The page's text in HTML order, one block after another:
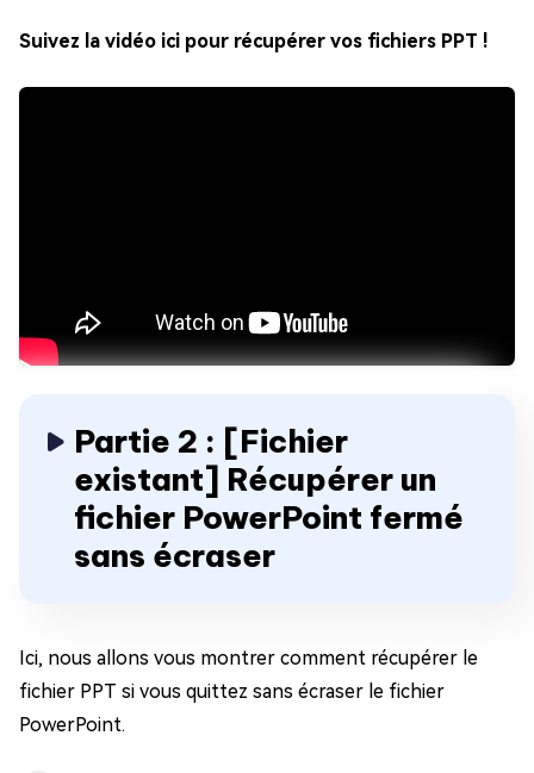
Suivez la vidéo ici pour récupérer vos fichiers PPT !
Partie 2 : [Fichier
existant] Récupérer un
fichier PowerPoint fermé
sans écraser
Ici, nous allons vous montrer comment récupérer le
fichier PPT si vous quittez sans écraser le fichier
PowerPoint.